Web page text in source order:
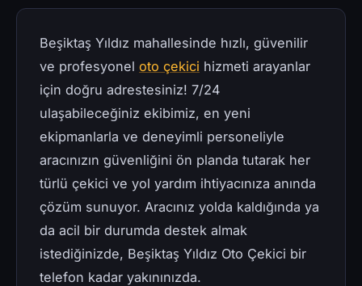
Beşiktaş Yıldız mahallesinde hızlı, güvenilir
ve profesyonel oto çekici hizmeti arayanlar
için doğru adrestesiniz! 7/24
ulaşabileceğiniz ekibimiz, en yeni
ekipmanlarla ve deneyimli personeliyle
aracınızın güvenliğini ön planda tutarak her
türlü çekici ve yol yardım ihtiyacınıza anında
çözüm sunuyor. Aracınız yolda kaldığında ya
da acil bir durumda destek almak
istediğinizde, Beşiktaş Yıldız Oto Çekici bir
telefon kadar yakınınızda.